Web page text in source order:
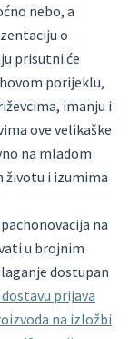
nebo, a
o
prisutni će
porijeklu,
imanju i
ove velikaške
na mladom
životu i izumima
na
u brojnim
dostupan
prijava
na izložbi